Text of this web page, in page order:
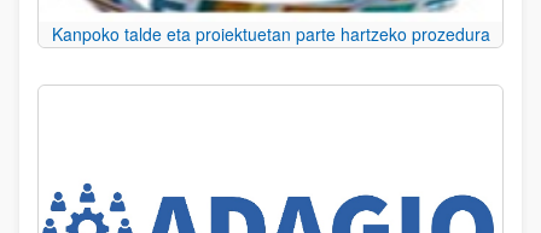
Kanpoko talde eta proiektuetan parte hartzeko prozedura